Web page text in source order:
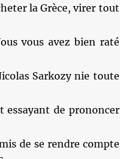
la Grèce, virer tout
vous avez bien raté
Sarkozy nie toute
essayant de prononcer
de se rendre compte